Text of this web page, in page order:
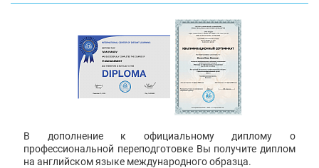
В дополнение к официальному диплому о
профессиональной переподготовке Вы получите диплом
на английском языке международного образца.